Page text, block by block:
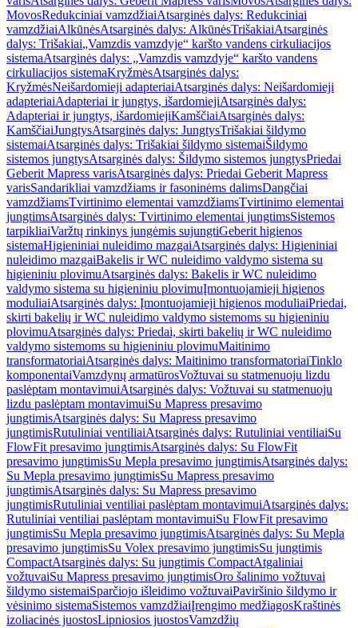
MovosRedukciniai vamzdžiaiAtsarginės dalys: Redukciniai
vamzdžiaiAlkūnėsAtsarginės dalys: AlkūnėsTrišakiaiAtsarginės
dalys: Trišakiai„Vamzdis vamzdyje“ karšto vandens cirkuliacijos
sistemaAtsarginės dalys: „Vamzdis vamzdyje“ karšto vandens
cirkuliacijos sistemaKryžmėsAtsarginės dalys:
KryžmėsNeišardomieji adapteriaiAtsarginės dalys: Neišardomieji
adapteriaiAdapteriai ir jungtys, išardomiejiAtsarginės dalys:
Adapteriai ir jungtys, išardomiejiKamščiaiAtsarginės dalys:
KamščiaiJungtysAtsarginės dalys: JungtysTrišakiai šildymo
sistemaiAtsarginės dalys: Trišakiai šildymo sistemaiŠildymo
sistemos jungtysAtsarginės dalys: Šildymo sistemos jungtysPriedai
Geberit Mapress varisAtsarginės dalys: Priedai Geberit Mapress
varisSandarikliai vamzdžiams ir fasoninėms dalimsDangčiai
vamzdžiamsTvirtinimo elementai vamzdžiamsTvirtinimo elementai
jungtimsAtsarginės dalys: Tvirtinimo elementai jungtimsSistemos
tarpikliaiVaržtų rinkinys jungėmis sujungtiGeberit higienos
sistemaHigieniniai nuleidimo mazgaiAtsarginės dalys: Higieniniai
nuleidimo mazgaiBakelis ir WC nuleidimo valdymo sistema su
higieniniu plovimuAtsarginės dalys: Bakelis ir WC nuleidimo
valdymo sistema su higieniniu plovimuĮmontuojamieji higienos
moduliaiAtsarginės dalys: Įmontuojamieji higienos moduliaiPriedai,
skirti bakelių ir WC nuleidimo valdymo sistemoms su higieniniu
plovimuAtsarginės dalys: Priedai, skirti bakelių ir WC nuleidimo
valdymo sistemoms su higieniniu plovimuMaitinimo
transformatoriaiAtsarginės dalys: Maitinimo transformatoriaiTinklo
komponentaiVamzdynų armatūrosVožtuvai su statmenuoju lizdu
paslėptam montavimuiAtsarginės dalys: Vožtuvai su statmenuoju
lizdu paslėptam montavimuiSu Mapress presavimo
jungtimisAtsarginės dalys: Su Mapress presavimo
jungtimisRutuliniai ventiliaiAtsarginės dalys: Rutuliniai ventiliaiSu
FlowFit presavimo jungtimisAtsarginės dalys: Su FlowFit
presavimo jungtimisSu Mepla presavimo jungtimisAtsarginės dalys:
Su Mepla presavimo jungtimisSu Mapress presavimo
jungtimisAtsarginės dalys: Su Mapress presavimo
jungtimisRutuliniai ventiliai paslėptam montavimuiAtsarginės dalys:
Rutuliniai ventiliai paslėptam montavimuiSu FlowFit presavimo
jungtimisSu Mepla presavimo jungtimisAtsarginės dalys: Su Mepla
presavimo jungtimisSu Volex presavimo jungtimisSu jungtimis
CompactAtsarginės dalys: Su jungtimis CompactAtgaliniai
vožtuvaiSu Mapress presavimo jungtimisOro šalinimo vožtuvai
šildymo sistemaiSparčiojo išleidimo vožtuvaiPaviršinio šildymo ir
vėsinimo sistemaSistemos vamzdžiaiĮrengimo medžiagosKraštinės
izoliacinės juostosLipniosios juostosVamzdžių